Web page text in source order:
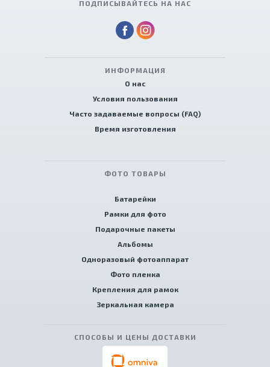
ПОДПИСЫВАЙТЕСЬ НА НАС
ИНФОРМАЦИЯ
О нас
Условия пользования
Часто задаваемые вопросы (FAQ)
Время изготовления
ФОТО ТОВАРЫ
Батарейки
Рамки для фото
Подарочные пакеты
Альбомы
Одноразовый фотоаппарат
Фото пленка
Крепления для рамок
Зеркальная камера
СПОСОБЫ И ЦЕНЫ ДОСТАВКИ